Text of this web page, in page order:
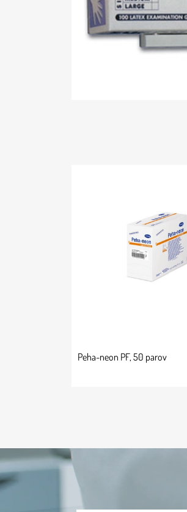
Peha-neon PF, 50 parov